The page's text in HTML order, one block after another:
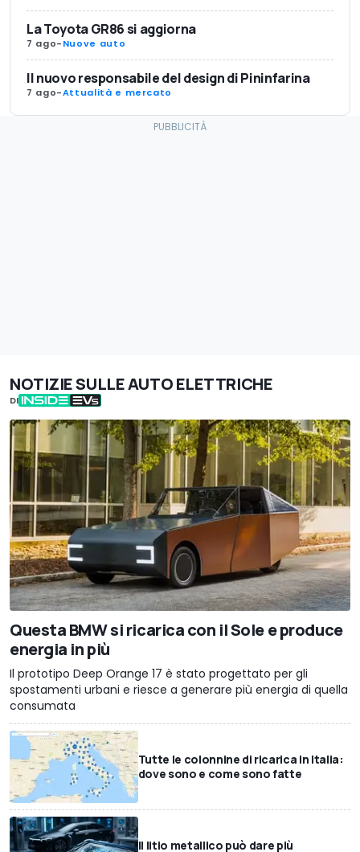
La Toyota GR86 si aggiorna
7 ago-Nuove auto
Il nuovo responsabile del design di Pininfarina
7 ago-Attualità e mercato
NOTIZIE SULLE AUTO ELETTRICHE
DI
Questa BMW si ricarica con il Sole e produce
energia in più
Il prototipo Deep Orange 17 è stato progettato per gli
spostamenti urbani e riesce a generare più energia di quella
consumata
Tutte le colonnine di ricarica in Italia:
dove sono e come sono fatte
Il litio metallico può dare più